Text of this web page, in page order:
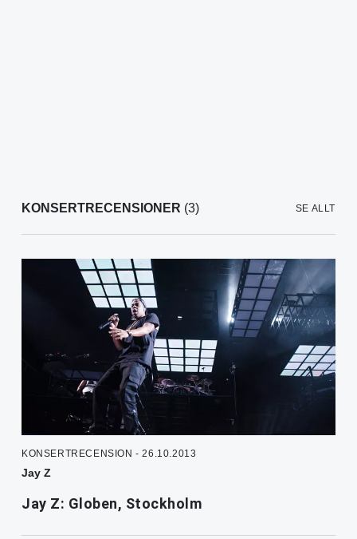
KONSERTRECENSIONER (3) SE ALLT
KONSERTRECENSION - 26.10.2013
Jay Z
Jay Z: Globen, Stockholm